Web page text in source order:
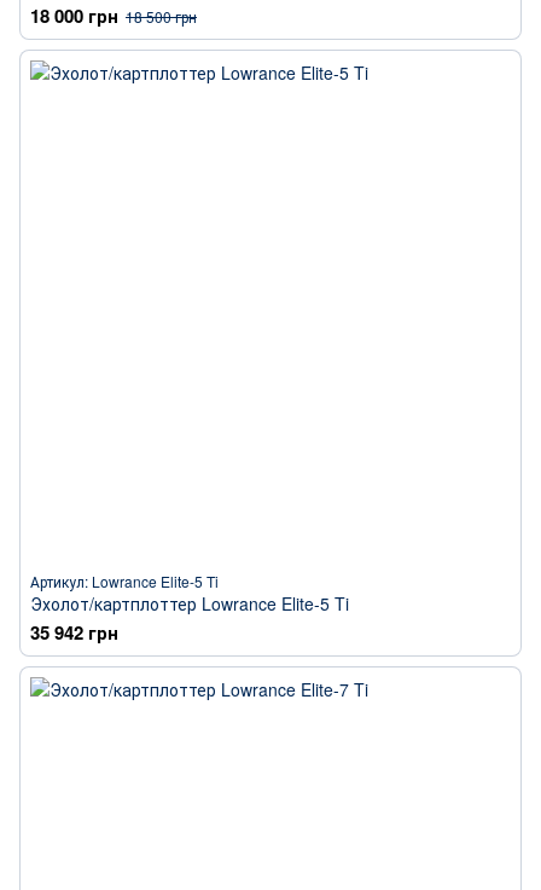
18 000 грн 18 500 грн
Артикул: Lowrance Elite-5 Ti
Эхолот/картплоттер Lowrance Elite-5 Ti
35 942 грн